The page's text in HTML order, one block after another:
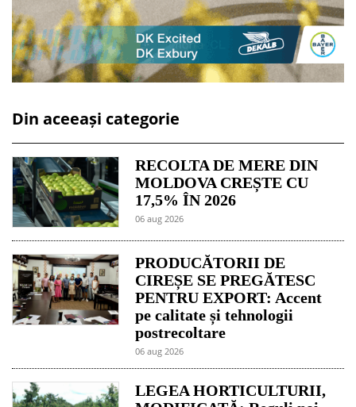
Din aceeași categorie
RECOLTA DE MERE DIN
MOLDOVA CREȘTE CU
17,5% ÎN 2026
06 aug 2026
PRODUCĂTORII DE
CIREȘE SE PREGĂTESC
PENTRU EXPORT: Accent
pe calitate și tehnologii
postrecoltare
06 aug 2026
LEGEA HORTICULTURII,